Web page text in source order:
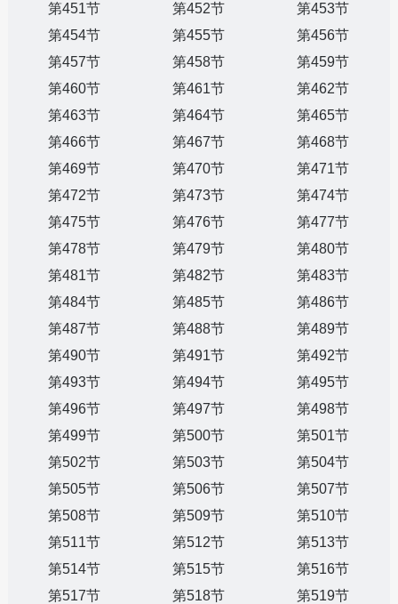
第451节 第452节
第453节
第454节
第455节
第456节
第457节
第458节
第459节
第460节
第461节
第462节
第463节
第464节
第465节
第466节
第467节
第468节
第469节
第470节
第471节
第472节
第473节
第474节
第475节
第476节
第477节
第478节
第479节
第480节
第481节
第482节
第483节
第484节
第485节
第486节
第487节
第488节
第489节
第490节
第491节
第492节
第493节
第494节
第495节
第496节
第497节
第498节
第499节
第500节
第501节
第502节
第503节
第504节
第505节
第506节
第507节
第508节
第509节
第510节
第511节
第512节
第513节
第514节
第515节
第516节
第517节
第518节
第519节